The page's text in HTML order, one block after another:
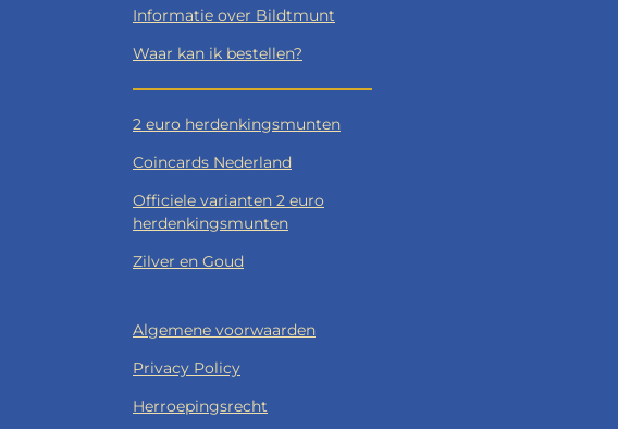
Informatie over Bildtmunt
Waar kan ik bestellen?
2 euro herdenkingsmunten
Coincards Nederland
Officiele varianten 2 euro
herdenkingsmunten
Zilver en Goud
Algemene voorwaarden
Privacy Policy
Herroepingsrecht